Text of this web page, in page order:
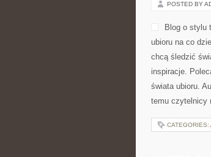
POSTED BY
Blog o stylu
ubioru na co
chcą śledzić
inspiracje.
świata ubioru.
temu czytelnicy
CATEGORIES: